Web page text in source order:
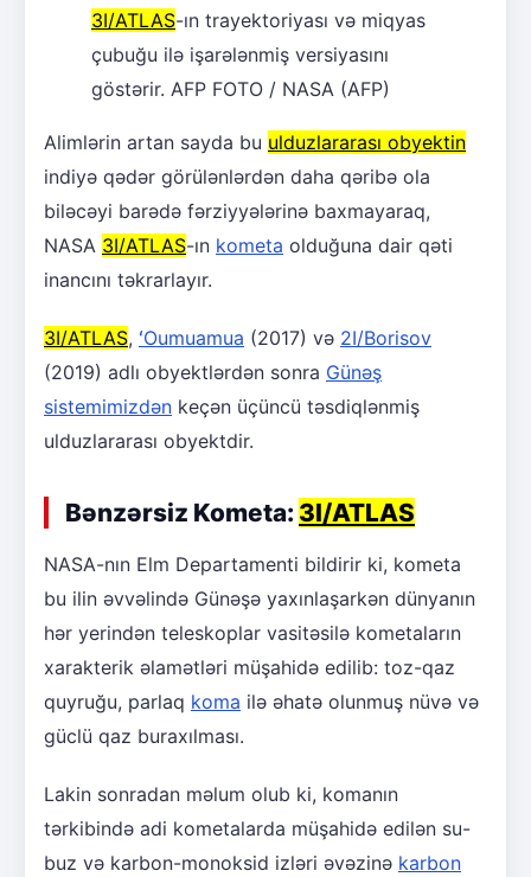
3I/ATLAS-ın trayektoriyası və miqyas
çubuğu ilə işarələnmiş versiyasını
göstərir. AFP FOTO / NASA (AFP)
Alimlərin artan sayda bu ulduzlararası obyektin
indiyə qədər görülənlərdən daha qəribə ola
biləcəyi barədə fərziyyələrinə baxmayaraq,
NASA 3I/ATLAS-ın kometa olduğuna dair qəti
inancını təkrarlayır.
3I/ATLAS, ʻOumuamua (2017) və 2I/Borisov
(2019) adlı obyektlərdən sonra Günəş
sistemimizdən keçən üçüncü təsdiqlənmiş
ulduzlararası obyektdir.
Bənzərsiz Kometa: 3I/ATLAS
NASA-nın Elm Departamenti bildirir ki, kometa
bu ilin əvvəlində Günəşə yaxınlaşarkən dünyanın
hər yerindən teleskoplar vasitəsilə kometaların
xarakterik əlamətləri müşahidə edilib: toz-qaz
quyruğu, parlaq koma ilə əhatə olunmuş nüvə və
güclü qaz buraxılması.
Lakin sonradan məlum olub ki, komanın
tərkibində adi kometalarda müşahidə edilən su-
buz və karbon-monoksid izləri əvəzinə karbon